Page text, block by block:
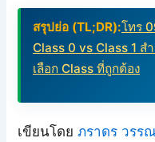
สรุปย่อ (TL;DR):โทร
Class 0 vs Class 1
เลือก Class ที่ถูกต้อง
เขียนโดยภราดร วรร